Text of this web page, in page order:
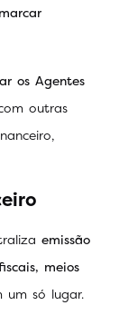
os Agentes
outras
emissão
meios
um só lugar.